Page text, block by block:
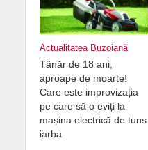
Actualitatea Buzoiană
Tânăr de 18 ani,
aproape de moarte!
Care este improvizația
pe care să o eviți la
mașina electrică de tuns
iarba